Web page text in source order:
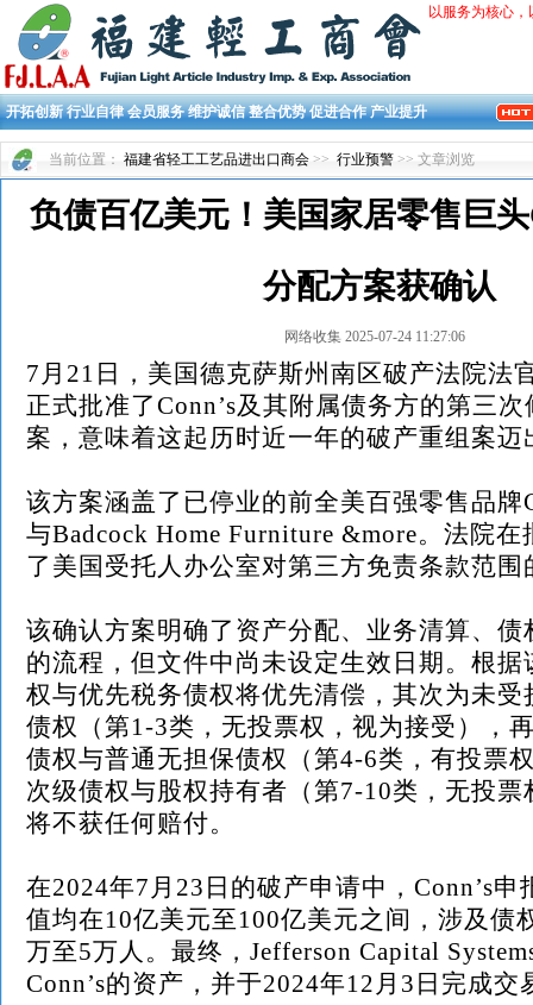
以服务为核心
开拓创新 行业自律 会员服务 维护诚信 整合优势 促进合作 产业提升
当前位置： 福建省轻工工艺品进出口商会 >> 行业预警 >> 文章浏览
负债百亿美元！美国家居零售巨头
分配方案获确认
网络收集 2025-07-24 11:27:06
7月21日，美国德克萨斯州南区破产法院法
正式批准了Conn’s及其附属债务方的第三
案，意味着这起历时近一年的破产重组案迈
该方案涵盖了已停业的前全美百强零售品牌
与Badcock Home Furniture &more。法院
了美国受托人办公室对第三方免责条款范围
该确认方案明确了资产分配、业务清算、债
的流程，但文件中尚未设定生效日期。根
权与优先税务债权将优先清偿，其次为未受
债权（第1-3类，无投票权，视为接受），
债权与普通无担保债权（第4-6类，有投票
次级债权与股权持有者（第7-10类，无投
将不获任何赔付。
在2024年7月23日的破产申请中，Conn’s申
值均在10亿美元至100亿美元之间，涉及债
万至5万人。最终，Jefferson Capital
Conn’s的资产，并于2024年12月3日完成交